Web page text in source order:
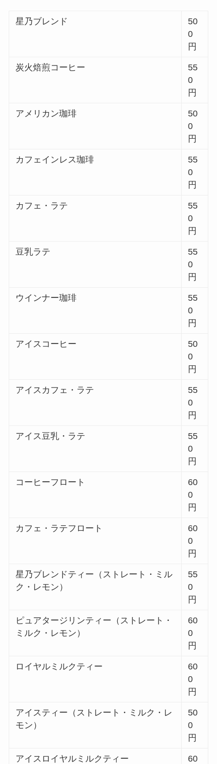
星乃ブレンド
50
0
円
炭火焙煎コーヒー
55
0
円
アメリカン珈琲
50
0
円
カフェインレス珈琲
55
0
円
カフェ・ラテ
55
0
円
豆乳ラテ
55
0
円
ウインナー珈琲
55
0
円
アイスコーヒー
50
0
円
アイスカフェ・ラテ
55
0
円
アイス豆乳・ラテ
55
0
円
コーヒーフロート
60
0
円
カフェ・ラテフロート
60
0
円
星乃ブレンドティー（ストレート・ミル
ク・レモン）
55
0
円
ピュアタージリンティー（ストレート・
ミルク・レモン）
60
0
円
ロイヤルミルクティー
60
0
円
アイスティー（ストレート・ミルク・レ
モン）
50
0
円
アイスロイヤルミルクティー
60